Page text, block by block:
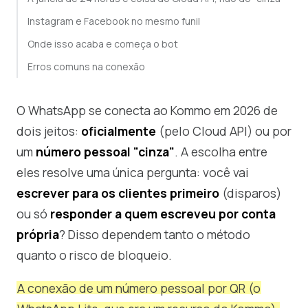
Instagram e Facebook no mesmo funil
Onde isso acaba e começa o bot
Erros comuns na conexão
O WhatsApp se conecta ao Kommo em 2026 de
dois jeitos: oficialmente (pelo Cloud API) ou por
um número pessoal "cinza". A escolha entre
eles resolve uma única pergunta: você vai
escrever para os clientes primeiro (disparos)
ou só responder a quem escreveu por conta
própria? Disso dependem tanto o método
quanto o risco de bloqueio.
A conexão de um número pessoal por QR (o